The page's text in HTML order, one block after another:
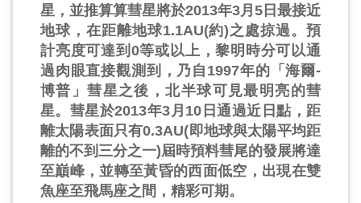
星，並推算算彗星將於2013年3月5日最接近
地球，在距離地球1.1AU(約)之處掠過。預
計亮度可達到0等或以上，黎明時分可以通
過肉眼直接觀測到，乃自1997年的「海爾-
博普」彗星之後，北半球可見最明亮的彗
星。彗星於2013年3月10日通過近日點，距
離太陽表面只有0.3AU(即地球與太陽平均距
離的不到三分之一)屆時預料彗尾的發展將達
至巔峰，並轉至黃昏的西面低空，出現在雙
魚座至飛馬座之間，精彩可期。